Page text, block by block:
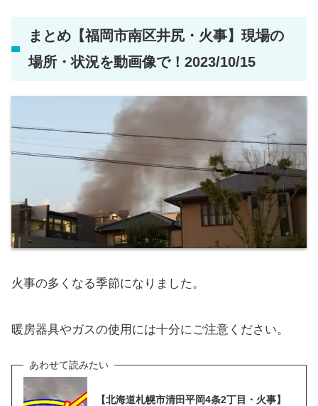
まとめ【福岡市南区井尻・火事】現場の
場所・状況を動画像で！2023/10/15
火事の多くなる季節になりました。
暖房器具やガスの使用には十分にご注意ください。
【北海道札幌市清田平岡4条2丁目・火事】